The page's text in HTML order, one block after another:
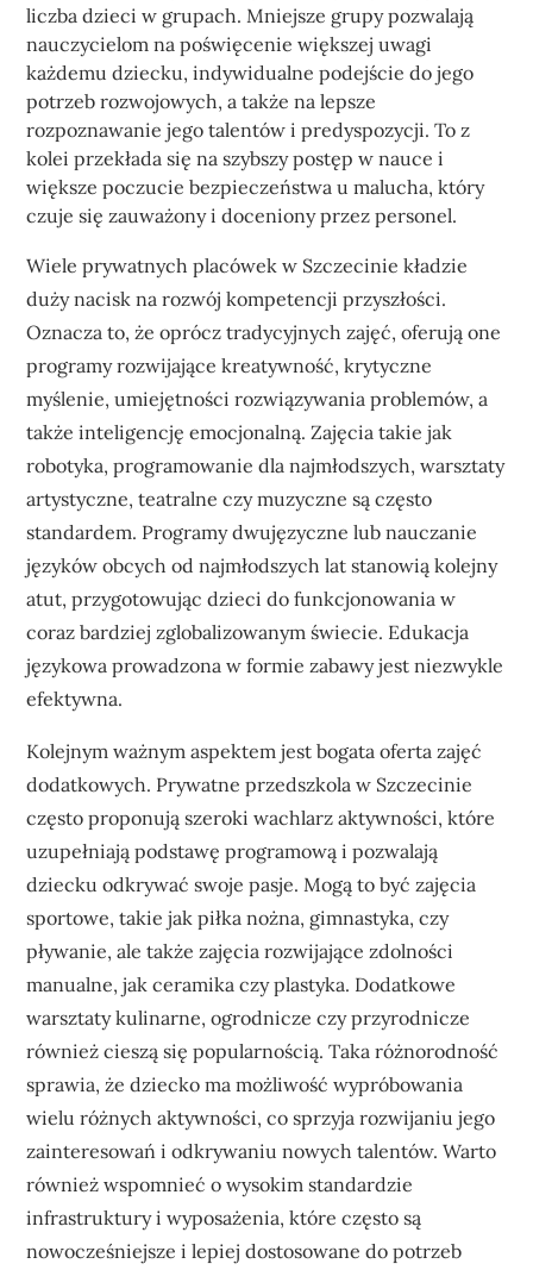
liczba dzieci w grupach. Mniejsze grupy pozwalają
nauczycielom na poświęcenie większej uwagi
każdemu dziecku, indywidualne podejście do jego
potrzeb rozwojowych, a także na lepsze
rozpoznawanie jego talentów i predyspozycji. To z
kolei przekłada się na szybszy postęp w nauce i
większe poczucie bezpieczeństwa u malucha, który
czuje się zauważony i doceniony przez personel.
Wiele prywatnych placówek w Szczecinie kładzie
duży nacisk na rozwój kompetencji przyszłości.
Oznacza to, że oprócz tradycyjnych zajęć, oferują one
programy rozwijające kreatywność, krytyczne
myślenie, umiejętności rozwiązywania problemów, a
także inteligencję emocjonalną. Zajęcia takie jak
robotyka, programowanie dla najmłodszych, warsztaty
artystyczne, teatralne czy muzyczne są często
standardem. Programy dwujęzyczne lub nauczanie
języków obcych od najmłodszych lat stanowią kolejny
atut, przygotowując dzieci do funkcjonowania w
coraz bardziej zglobalizowanym świecie. Edukacja
językowa prowadzona w formie zabawy jest niezwykle
efektywna.
Kolejnym ważnym aspektem jest bogata oferta zajęć
dodatkowych. Prywatne przedszkola w Szczecinie
często proponują szeroki wachlarz aktywności, które
uzupełniają podstawę programową i pozwalają
dziecku odkrywać swoje pasje. Mogą to być zajęcia
sportowe, takie jak piłka nożna, gimnastyka, czy
pływanie, ale także zajęcia rozwijające zdolności
manualne, jak ceramika czy plastyka. Dodatkowe
warsztaty kulinarne, ogrodnicze czy przyrodnicze
również cieszą się popularnością. Taka różnorodność
sprawia, że dziecko ma możliwość wypróbowania
wielu różnych aktywności, co sprzyja rozwijaniu jego
zainteresowań i odkrywaniu nowych talentów. Warto
również wspomnieć o wysokim standardzie
infrastruktury i wyposażenia, które często są
nowocześniejsze i lepiej dostosowane do potrzeb